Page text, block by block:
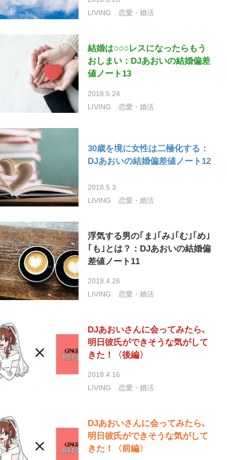
LIVING
恋愛・婚活
結婚は○○○レスになったらもう
おしまい：DJあおいの結婚偏差
値ノート13
2018.5.24
LIVING
恋愛・婚活
30歳を境に女性は二極化する：
DJあおいの結婚偏差値ノート12
2018.5.3
LIVING
恋愛・婚活
浮気する男の｢ま｣｢み｣｢む｣｢め｣
｢も｣とは？：DJあおいの結婚偏
差値ノート11
2018.4.26
LIVING
恋愛・婚活
DJあおいさんに会ってみたら､
明日彼氏ができそうな気がして
きた！〈後編〉
2018.4.16
LIVING
恋愛・婚活
DJあおいさんに会ってみたら､
明日彼氏ができそうな気がして
きた！〈前編〉